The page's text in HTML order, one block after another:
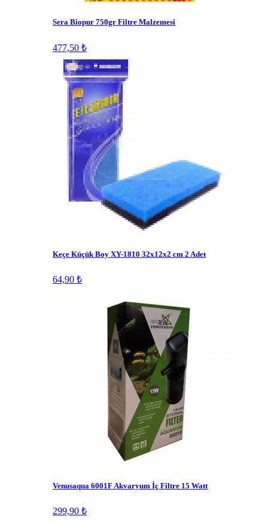
Sera Biopur 750gr Filtre Malzemesi
477,50 ₺
Keçe Küçük Boy XY-1810 32x12x2 cm 2 Adet
64,90 ₺
Venusaqua 6001F Akvaryum İç Filtre 15 Watt
299,90 ₺